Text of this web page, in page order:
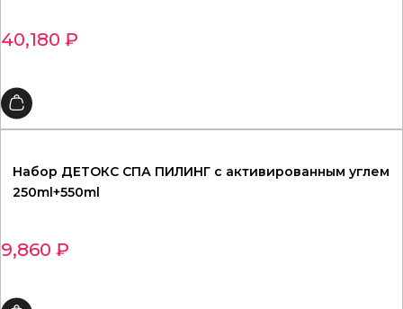
40,180 ₽
Набор ДЕТОКС СПА ПИЛИНГ с активированным углем
250ml+550ml
9,860 ₽